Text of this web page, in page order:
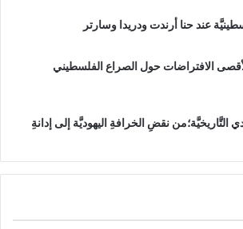
عند حنا أرندت ودريدا وسارتر
الافتراضات حول الصراع الفلسطيني
نقضِ الخرافةِ اليهوديَّة إلى إدانةِ